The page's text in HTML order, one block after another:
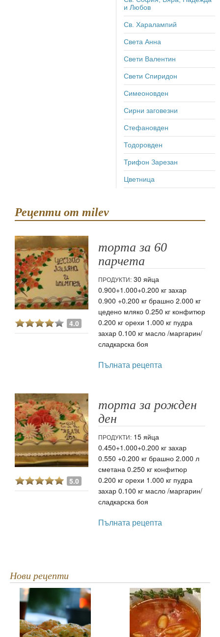
и Любов
Св. Харалампий
Света Анна
Свети Валентин
Свети Спиридон
Симеоновден
Сирни заговезни
Стефановден
Тодоровден
Трифон Зарезан
Цветница
Рецепти от milev
4.0
торта за 60
парчета
ПРОДУКТИ: 30 яйца
0.900+1.000+0.200 кг захар
0.900 +0.200 кг брашно 2.000 кг
цедено мляко 0.250 кг конфитюр
0.200 кг орехи 1.000 кг пудра
захар 0.100 кг масло /маргарин/
сладкарска боя
Пълната рецепта
5.0
торта за рожден
ден
ПРОДУКТИ: 15 яйца
0.450+1.000+0.200 кг захар
0.550 +0.200 кг брашно 2.000 л
сметана 0.250 кг конфитюр
0.200 кг орехи 1.000 кг пудра
захар 0.100 кг масло /маргарин/
сладкарска боя
Пълната рецепта
Нови рецепти